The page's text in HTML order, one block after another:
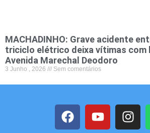
MACHADINHO: Grave acidente
triciclo elétrico deixa vítimas com
Avenida Marechal Deodoro
3 Junho , 2026 Sem comentários